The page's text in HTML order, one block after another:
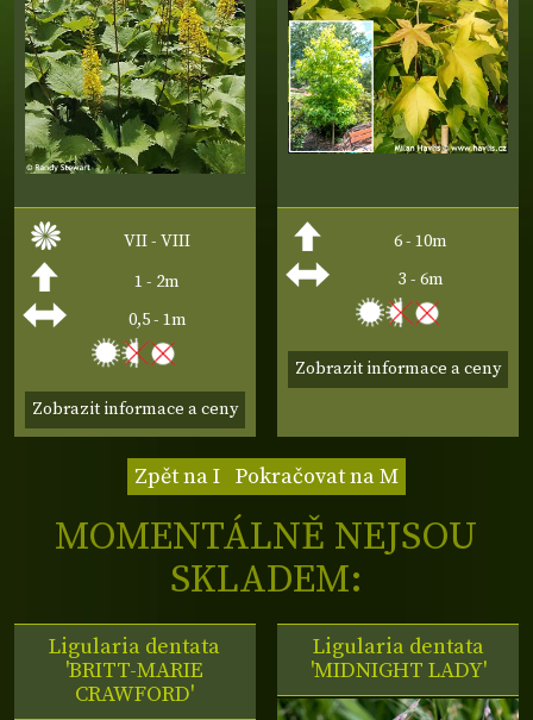
VII - VIII
1 - 2m
0,5 - 1m
Zobrazit informace a ceny
6 - 10m
3 - 6m
Zobrazit informace a ceny
Zpět na I Pokračovat na M
MOMENTÁLNĚ NEJSOU
SKLADEM:
Ligularia dentata
'BRITT-MARIE
CRAWFORD'
Ligularia dentata
'MIDNIGHT LADY'